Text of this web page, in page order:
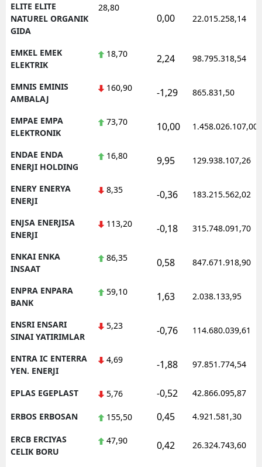
ELITE ELITE
NATUREL ORGANIK
GIDA
28,80
0,00 22.015.258,14
EMKEL EMEK
ELEKTRIK
18,70 2,24 98.795.318,54
EMNIS EMINIS
AMBALAJ
160,90 -1,29 865.831,50
EMPAE EMPA
ELEKTRONIK
73,70 10,00 1.458.026.107,00
ENDAE ENDA
ENERJI HOLDING
16,80 9,95 129.938.107,26
ENERY ENERYA
ENERJI
8,35 -0,36 183.215.562,02
ENJSA ENERJISA
ENERJI
113,20 -0,18 315.748.091,70
ENKAI ENKA
INSAAT
86,35 0,58 847.671.918,90
ENPRA ENPARA
BANK
59,10 1,63 2.038.133,95
ENSRI ENSARI
SINAI YATIRIMLAR
5,23 -0,76 114.680.039,61
ENTRA IC ENTERRA
YEN. ENERJI
4,69 -1,88 97.851.774,54
EPLAS EGEPLAST 5,76 -0,52 42.866.095,87
ERBOS ERBOSAN 155,50 0,45 4.921.581,30
ERCB ERCIYAS
CELIK BORU
47,90 0,42 26.324.743,60